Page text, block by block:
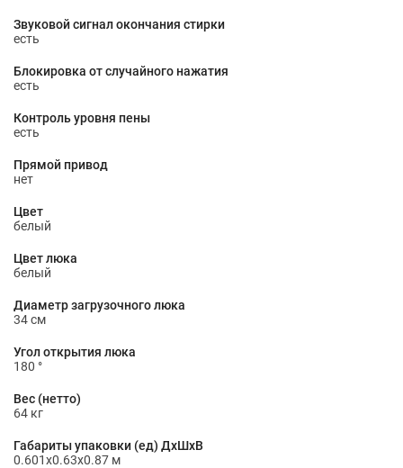
Звуковой сигнал окончания стирки
есть
Блокировка от случайного нажатия
есть
Контроль уровня пены
есть
Прямой привод
нет
Цвет
белый
Цвет люка
белый
Диаметр загрузочного люка
34 см
Угол открытия люка
180 °
Вес (нетто)
64 кг
Габариты упаковки (ед) ДхШхВ
0.601x0.63x0.87 м